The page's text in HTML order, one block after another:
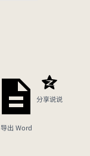
导出 Word
分享说说